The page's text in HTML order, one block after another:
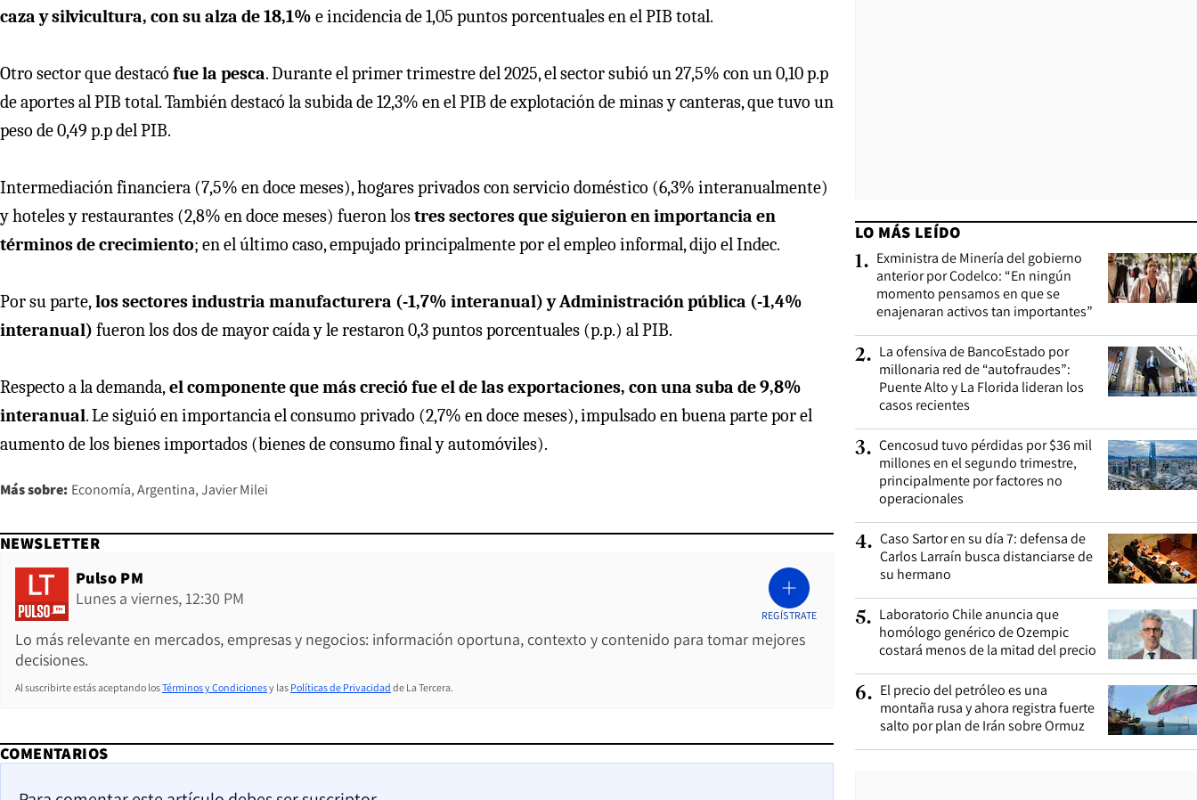
caza y silvicultura, con su alza de 18,1% e incidencia de 1,05 puntos porcentuales en el PIB total.
Otro sector que destacó fue la pesca. Durante el primer trimestre del 2025, el sector subió un 27,5% con un 0,10 p.p
de aportes al PIB total. También destacó la subida de 12,3% en el PIB de explotación de minas y canteras, que tuvo un
peso de 0,49 p.p del PIB.
Intermediación financiera (7,5% en doce meses), hogares privados con servicio doméstico (6,3% interanualmente)
y hoteles y restaurantes (2,8% en doce meses) fueron lostres sectores que siguieron en importancia en
términos de crecimiento; en el último caso, empujado principalmente por el empleo informal, dijo el Indec.
Por su parte,los sectores industria manufacturera (-1,7% interanual) y Administración pública (-1,4%
interanual) fueron los dos de mayor caída y le restaron 0,3 puntos porcentuales (p.p.) al PIB.
Respecto a la demanda,el componente que más creció fue el de las exportaciones, con una suba de 9,8%
interanual. Le siguió en importancia el consumo privado (2,7% en doce meses), impulsado en buena parte por el
aumento de los bienes importados (bienes de consumo final y automóviles).
Más sobre: Economía Argentina Javier Milei
NEWSLETTER
Pulso PM
Lunes a viernes, 12:30 PM
Lo más relevante en mercados, empresas y negocios: información oportuna, contexto y contenido para tomar mejores
decisiones.
REGÍSTRATE
Al suscribirte estás aceptando losTérminos y Condicionesy las Políticas de Privacidad de La Tercera.
COMENTARIOS
LO MÁS LEÍDO
1. Exministra de Minería del gobierno
anterior por Codelco: “En ningún
momento pensamos en que se
enajenaran activos tan importantes”
2. La ofensiva de BancoEstado por
millonaria red de “autofraudes”:
Puente Alto y La Florida lideran los
casos recientes
3. Cencosud tuvo pérdidas por $36 mil
millones en el segundo trimestre,
principalmente por factores no
operacionales
4. Caso Sartor en su día 7: defensa de
Carlos Larraín busca distanciarse de
su hermano
5. Laboratorio Chile anuncia que
homólogo genérico de Ozempic
costará menos de la mitad del precio
6. El precio del petróleo es una
montaña rusa y ahora registra fuerte
salto por plan de Irán sobre Ormuz